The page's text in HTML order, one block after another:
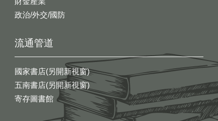
政治/外交/國防
流通管道
國家書店(另開新視窗)
五南書店(另開新視窗)
寄存圖書館